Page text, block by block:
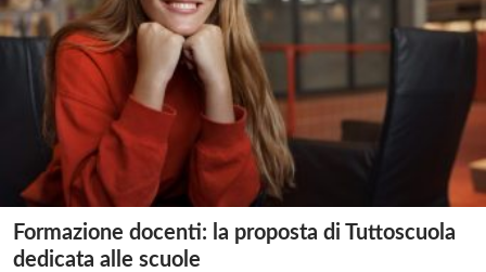
Formazione docenti: la proposta di Tuttoscuola
dedicata alle scuole